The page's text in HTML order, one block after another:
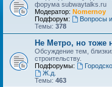
форума subwaytalks.ru
Модератор: Nomernoy
Подфорум:
Вопросы
Темы: 378
Не Метро, но тоже
Обсуждение тем,
строительству.
Подфорумы:
Ж.д.
Темы: 463